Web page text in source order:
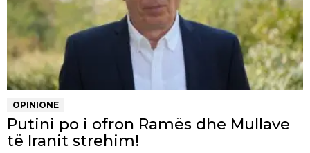
OPINIONE
Putini po i ofron Ramës dhe Mullave
të Iranit strehim!